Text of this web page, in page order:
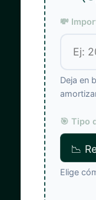
💸
Deja en
🎯 Tipo
Elige